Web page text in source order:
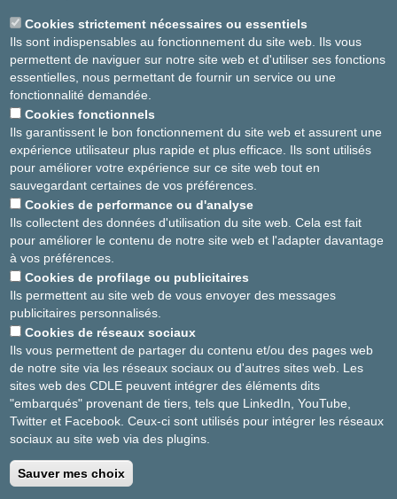
Site Ste-Elisabeth
Soins palliatifs
Pas de RDV en ligne
02-614 29 42
Soins palliatifs
02-614 39 40
Site Ste-Elisabeth
Fin de vie
PRENDRE RDV EN
02-614 27 49
AGRANDIR / RÉDUIRE
asbl Cliniques de l’Europe – Europa Ziekenhuizen vzw
N° d’entreprise : 0432011571
Conditions générales d'utilisation
Politique vie privée
©2025 Cliniques de l’Europe
Cookies strictement nécessaires ou essentiels
Ils sont indispensables au fonctionnement du site web. Ils vous
permettent de naviguer sur notre site web et d'utiliser ses fonctions
essentielles, nous permettant de fournir un service ou une
fonctionnalité demandée.
Cookies fonctionnels
Ils garantissent le bon fonctionnement du site web et assurent une
expérience utilisateur plus rapide et plus efficace. Ils sont utilisés
pour améliorer votre expérience sur ce site web tout en
sauvegardant certaines de vos préférences.
Cookies de performance ou d'analyse
Ils collectent des données d'utilisation du site web. Cela est fait
pour améliorer le contenu de notre site web et l'adapter davantage
à vos préférences.
Cookies de profilage ou publicitaires
Ils permettent au site web de vous envoyer des messages
publicitaires personnalisés.
Cookies de réseaux sociaux
Ils vous permettent de partager du contenu et/ou des pages web
de notre site via les réseaux sociaux ou d'autres sites web. Les
sites web des CDLE peuvent intégrer des éléments dits
"embarqués" provenant de tiers, tels que LinkedIn, YouTube,
Twitter et Facebook. Ceux-ci sont utilisés pour intégrer les réseaux
sociaux au site web via des plugins.
Sauver mes choix